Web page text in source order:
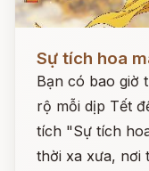
Sự tích hoa
Bạn có bao giờ
rộ mỗi dịp Tết
tích "Sự tích
thời xa xưa, nơi